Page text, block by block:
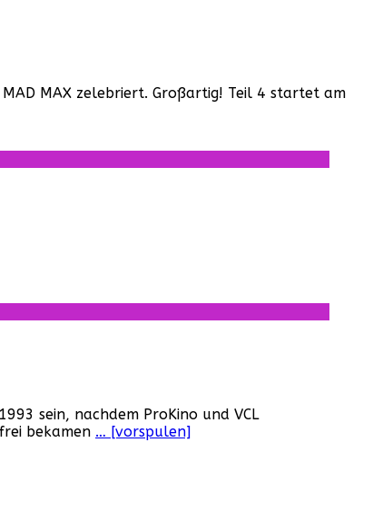
MAX zelebriert. Großartig! Teil 4 startet am
sein, nachdem ProKino und VCL
bekamen … [vorspulen]